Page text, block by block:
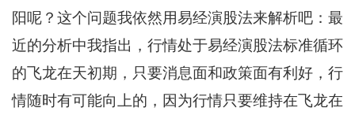
阳呢？这个问题我依然用易经演股法来解析吧：最
近的分析中我指出，行情处于易经演股法标准循环
的飞龙在天初期，只要消息面和政策面有利好，行
情随时有可能向上的，因为行情只要维持在飞龙在